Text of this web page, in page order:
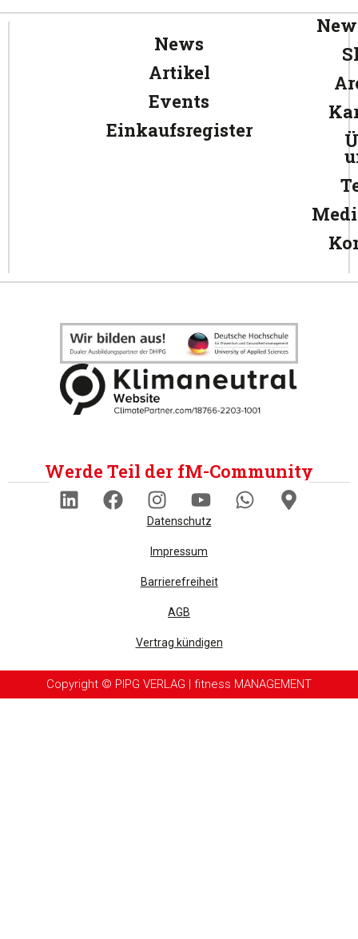
News
Artikel
Events
Einkaufsregister
Werde Teil der fM-Community
Datenschutz
Impressum
Barrierefreiheit
AGB
Vertrag kündigen
Copyright © PIPG VERLAG | fitness MANAGEMENT